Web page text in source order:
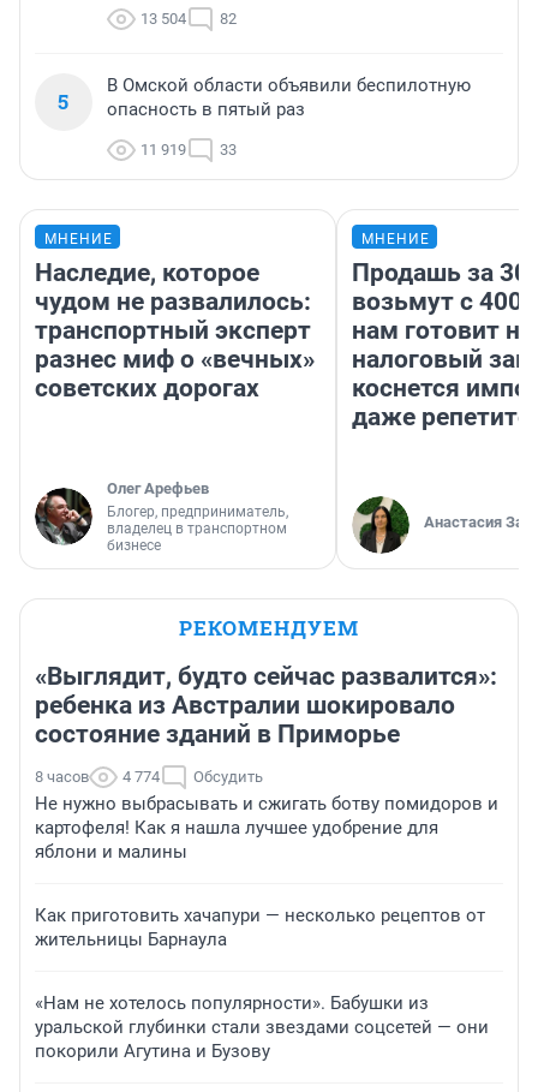
13 504 82
5
В Омской области объявили беспилотную
опасность в пятый раз
11 919 33
МНЕНИЕ
Наследие, которое
чудом не развалилось:
транспортный эксперт
разнес миф о «вечных»
советских дорогах
Олег Арефьев
Блогер, предприниматель,
владелец в транспортном
бизнесе
МНЕНИЕ
Продашь за
возьмут с
нам готовит
налоговый
коснется
даже
Анастасия
РЕКОМЕНДУЕМ
«Выглядит, будто сейчас развалится»:
ребенка из Австралии шокировало
состояние зданий в Приморье
8 часов 4 774 Обсудить
Не нужно выбрасывать и сжигать ботву помидоров и
картофеля! Как я нашла лучшее удобрение для
яблони и малины
Как приготовить хачапури — несколько рецептов от
жительницы Барнаула
«Нам не хотелось популярности». Бабушки из
уральской глубинки стали звездами соцсетей — они
покорили Агутина и Бузову